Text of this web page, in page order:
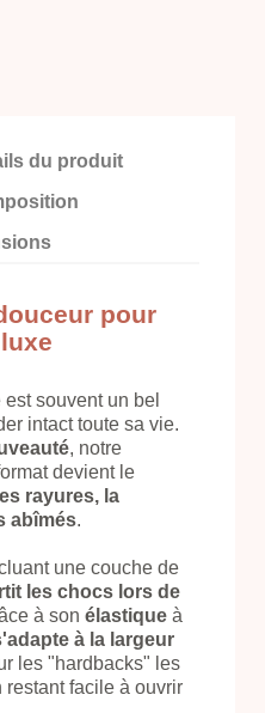
du produit
pour
souvent un bel
intact toute sa vie.
, notre
devient le
rayures, la
abîmés.
une couche de
les chocs lors de
à son élastique à
à la largeur
les "hardbacks" les
restant facile à ouvrir